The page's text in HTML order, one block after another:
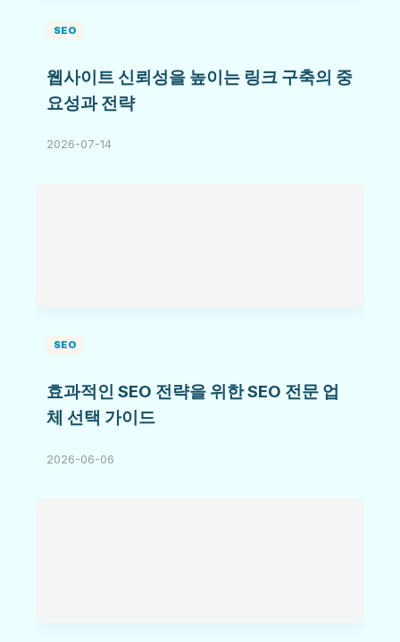
SEO
웹사이트 신뢰성을 높이는 링크 구축의 중
요성과 전략
2026-07-14
SEO
효과적인 SEO 전략을 위한 SEO 전문 업
체 선택 가이드
2026-06-06